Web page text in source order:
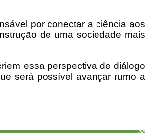
por conectar a ciência aos
de uma sociedade mais
essa perspectiva de diálogo
será possível avançar rumo a